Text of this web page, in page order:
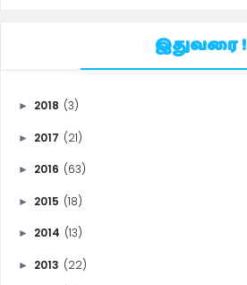
இதுவரை !
► 2018 (3)
► 2017 (21)
► 2016 (63)
► 2015 (18)
► 2014 (13)
► 2013 (22)